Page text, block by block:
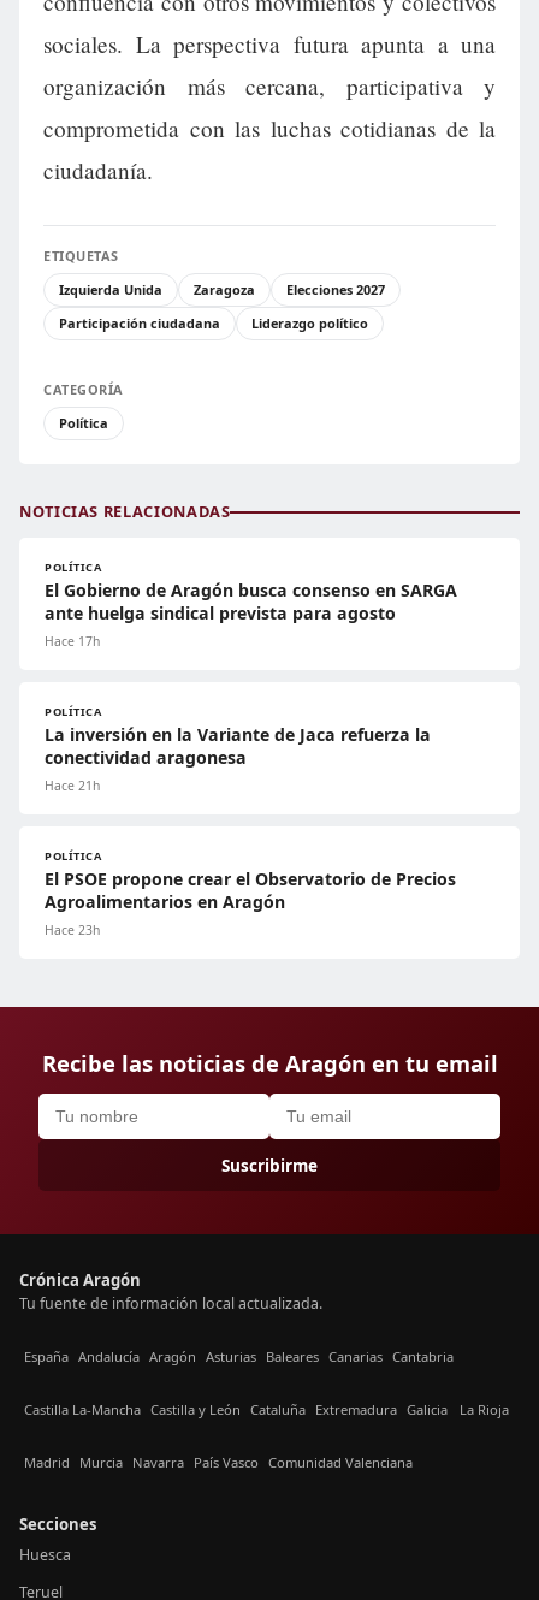
sociales. La perspectiva futura apunta a una
organización más cercana, participativa y
comprometida con las luchas cotidianas de la
ciudadanía.
ETIQUETAS
Izquierda Unida
Zaragoza
Elecciones 2027
Participación ciudadana
Liderazgo político
CATEGORÍA
Política
NOTICIAS RELACIONADAS
POLÍTICA
El Gobierno de Aragón busca consenso en SARGA
ante huelga sindical prevista para agosto
Hace 17h
POLÍTICA
La inversión en la Variante de Jaca refuerza la
conectividad aragonesa
Hace 21h
POLÍTICA
El PSOE propone crear el Observatorio de Precios
Agroalimentarios en Aragón
Hace 23h
Recibe las noticias de Aragón en tu email
Suscribirme
Crónica Aragón
Tu fuente de información local actualizada.
España Andalucía Aragón Asturias Baleares Canarias Cantabria
Castilla La-Mancha Castilla y León Cataluña Extremadura Galicia La Rioja
Madrid Murcia Navarra País Vasco Comunidad Valenciana
Secciones
Huesca
Teruel